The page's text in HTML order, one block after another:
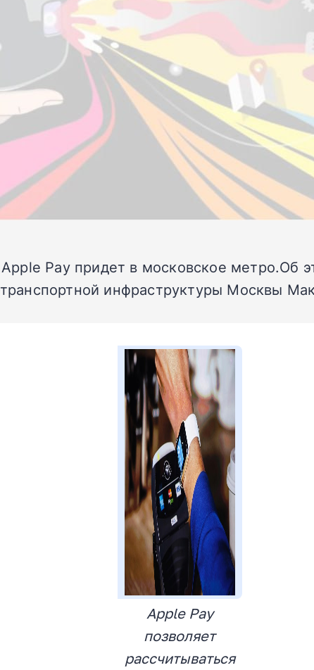
Pay придет в московское метро.Об
инфраструктуры Москвы
Apple Pay
позволяет
рассчитываться